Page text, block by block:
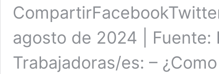
agosto de 2024 | Fuente:
Trabajadoras/es: –